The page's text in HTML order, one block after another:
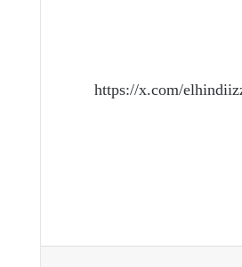
https://x.com/